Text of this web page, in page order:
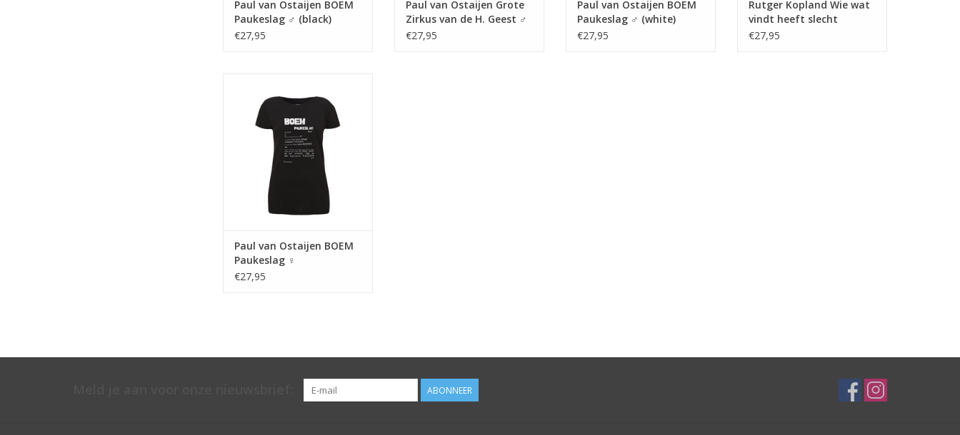
Paul van Ostaijen BOEM
Paukeslag ♂ (black)
€27,95
Paul van Ostaijen Grote
Zirkus van de H. Geest ♂
€27,95
Paul van Ostaijen BOEM
Paukeslag ♂ (white)
€27,95
Rutger Kopland Wie wat
vindt heeft slecht
gezocht ♂
€27,95
Paul van Ostayen, uit de bundel
Bezette stad (1921)
TOEVOEGEN AAN WINKELWAGEN
Paul van Ostaijen BOEM
Paukeslag ♀
€27,95
ABONNEER